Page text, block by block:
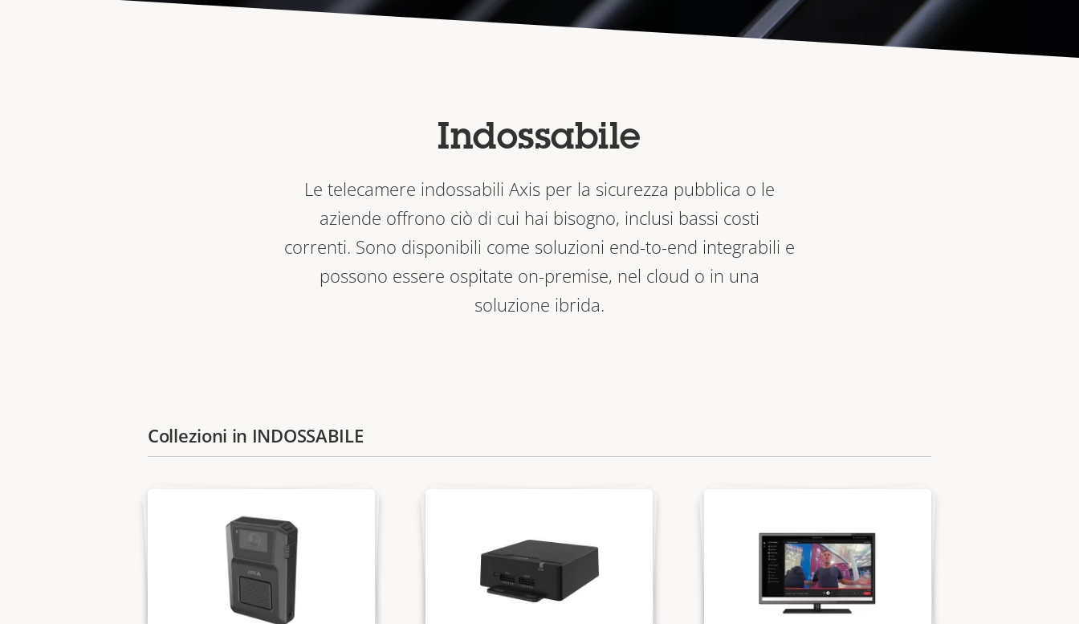
Indossabile
Le telecamere indossabili Axis per la sicurezza pubblica o le
aziende offrono ciò di cui hai bisogno, inclusi bassi costi
correnti. Sono disponibili come soluzioni end-to-end integrabili e
possono essere ospitate on-premise, nel cloud o in una
soluzione ibrida.
Collezioni in INDOSSABILE